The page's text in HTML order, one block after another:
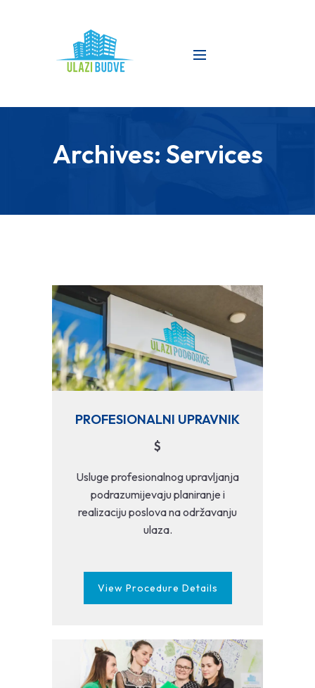
Archives: Services
PROFESIONALNI UPRAVNIK
$
Usluge profesionalnog upravljanja
podrazumijevaju planiranje i
realizaciju poslova na održavanju
ulaza.
View Procedure Details